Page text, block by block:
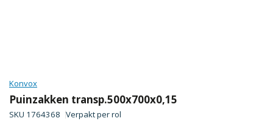
Konvox
Puinzakken transp.500x700x0,15
SKU 1764368 Verpakt perrol